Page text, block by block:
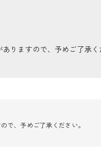
りますので、予めご了承
で、予めご了承ください。